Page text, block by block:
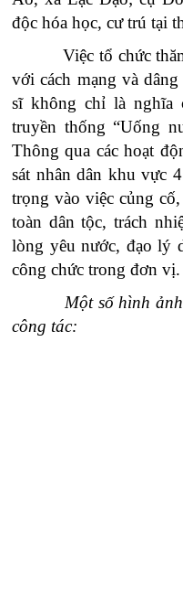
độc hóa học, cư trú tại
Việc tổ chức thăm
với cách mạng và
sĩ không chỉ là nghĩa
truyền thống “Uống
Thông qua các hoạt
sát nhân dân khu vực
trọng vào việc củng
toàn dân tộc, trách
lòng yêu nước, đạo lý
công chức trong đơn vị.
Một số hình ảnh
công tác: